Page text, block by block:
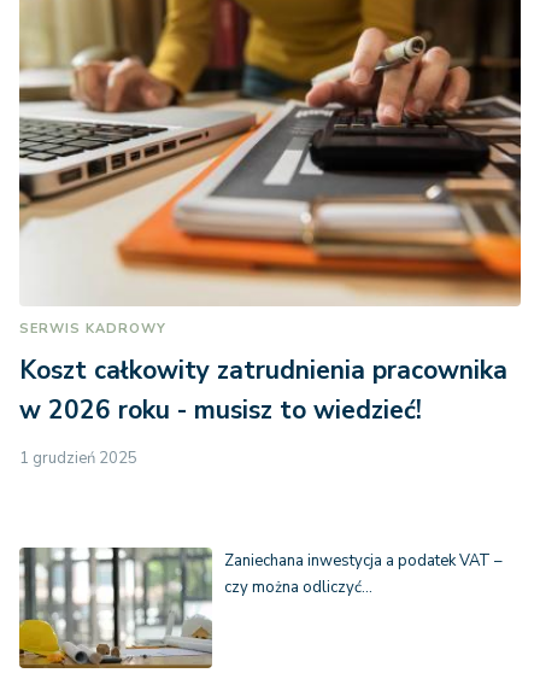
SERWIS KADROWY
Koszt całkowity zatrudnienia pracownika
w 2026 roku - musisz to wiedzieć!
1 grudzień 2025
Zaniechana inwestycja a podatek VAT –
czy można odliczyć…